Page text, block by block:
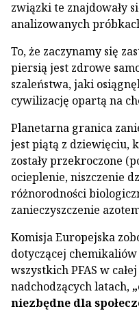
związki te znajdowały
analizowanych
To, że zaczynamy się
piersią jest zdrowe
szaleństwa, jaki
cywilizację opartą na
Planetarna granica
jest piątą z dziewięciu,
zostały przekroczone
ocieplenie, niszczenie
różnorodności
zanieczyszczenie
Komisja Europejska
dotyczącej
wszystkich PFAS w
nadchodzących latach,
niezbędne dla